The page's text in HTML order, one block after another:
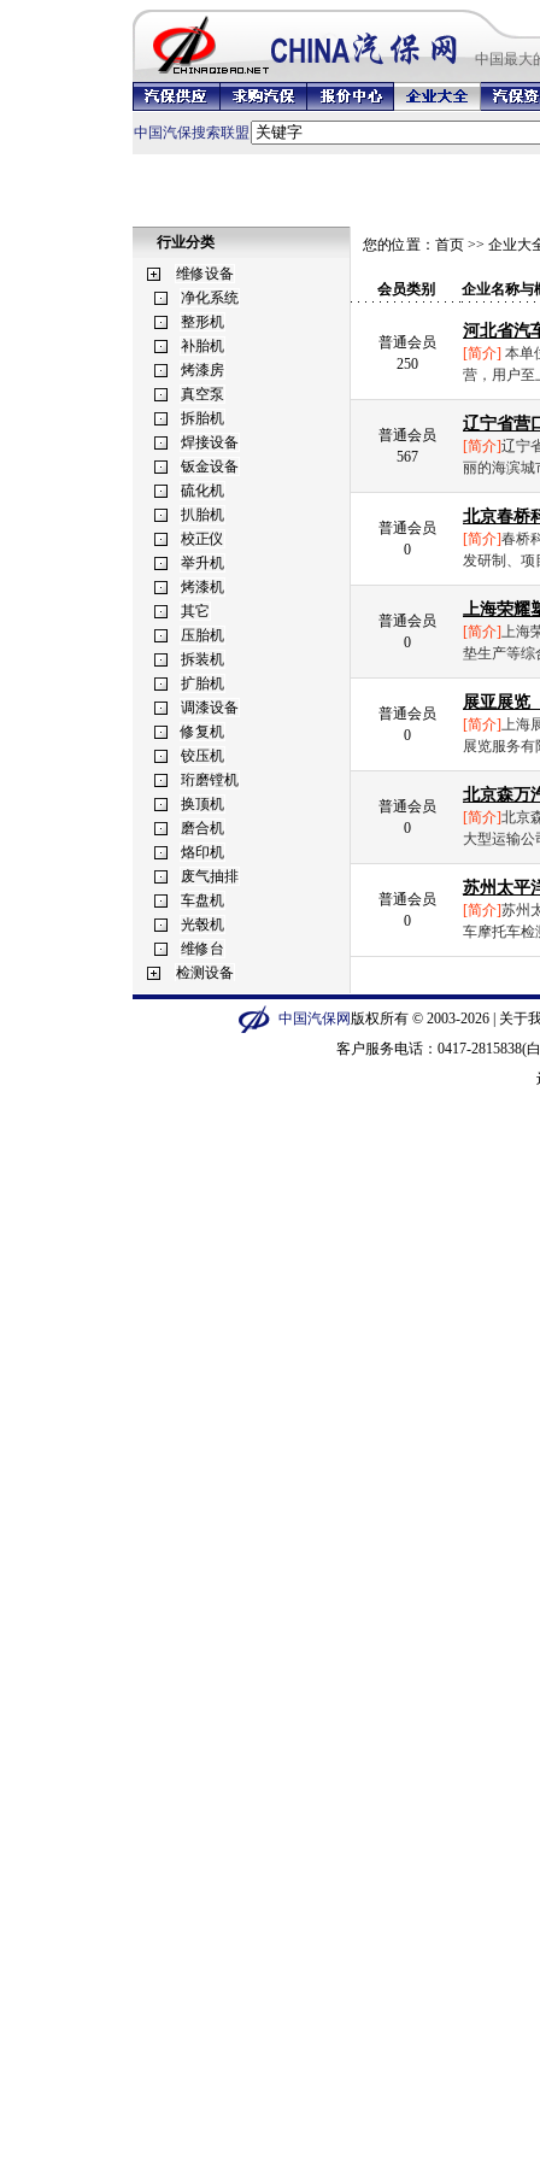
中国最大
中国汽保搜索联盟
行业分类 您的位置： 首页 >> 企业大
会员类别 企业名称与
普通会员
250
河北省汽
[简介] 本单
营，用户至
普通会员
567
辽宁省营
[简介]辽宁
丽的海滨城
普通会员
0
北京春桥
[简介]春桥
发研制、项
普通会员
0
上海荣耀
[简介]上海
垫生产等综
普通会员
0
展亚展览
[简介]上海
展览服务有
普通会员
0
北京森万
[简介]北京
大型运输公
普通会员
0
苏州太平
[简介]苏州
车摩托车检
中国汽保网版权所有 © 2003-2026 | 关于
客户服务电话：0417-